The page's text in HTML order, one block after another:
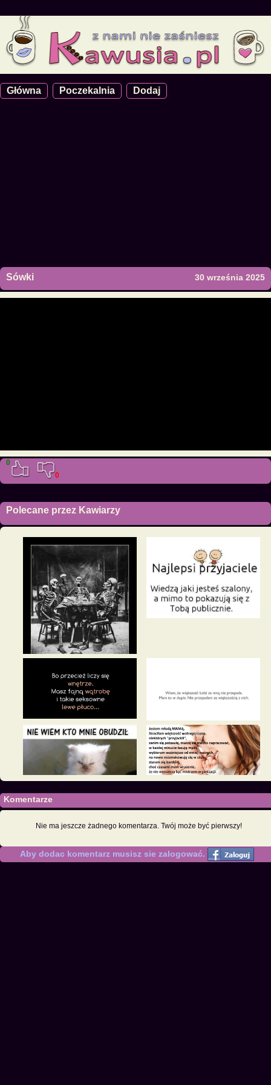
Główna Poczekalnia Dodaj
Sówki 30 września 2025
0
0
Polecane przez Kawiarzy
Komentarze
Nie ma jeszcze żadnego komentarza. Twój może być pierwszy!
Aby dodac komentarz musisz sie zalogować.